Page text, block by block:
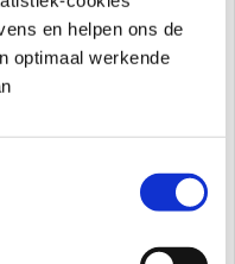
en helpen ons de
optimaal werkende
erbij?
bij je kind?
en
gedrag van je